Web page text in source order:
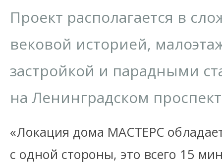
Проект располагается в
вековой историей,
застройкой и парадными
на Ленинградском
«Локация дома МАСТЕРС
с одной стороны, это всего 15